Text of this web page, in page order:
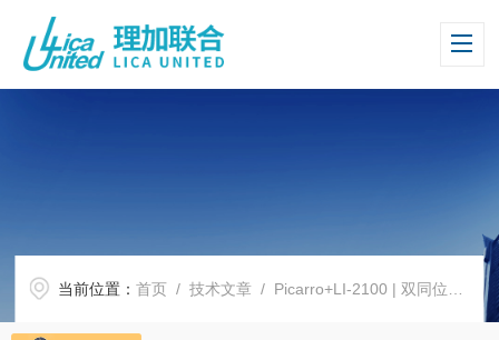
当前位置：首页 /技术文章 / Picarro+LI-2100 | 双同位素+功能基因-研究无土栽培系统中N2O的生产和消耗过程